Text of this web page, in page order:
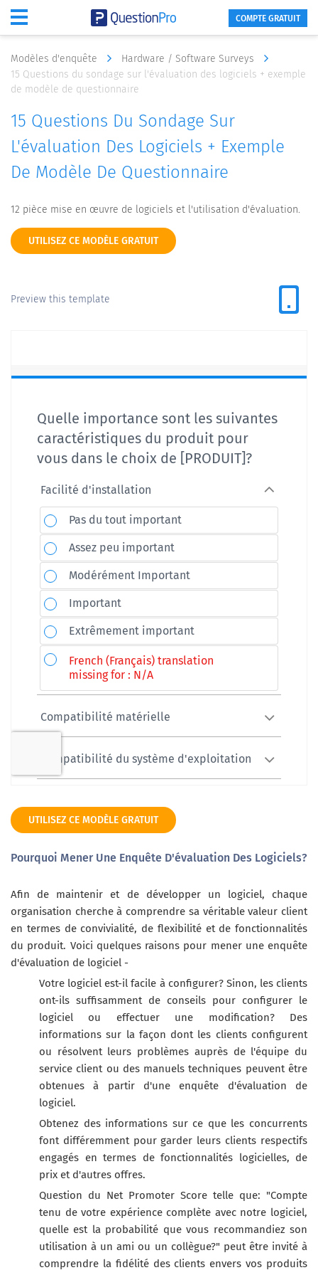
COMPTE GRATUIT
Modèles d'enquête
Hardware / Software Surveys
15 Questions du sondage sur l'évaluation des logiciels + exemple
de modèle de questionnaire
15 Questions Du Sondage Sur
L'évaluation Des Logiciels + Exemple
De Modèle De Questionnaire
12 pièce mise en œuvre de logiciels et l'utilisation d'évaluation.
UTILISEZ CE MODÈLE GRATUIT
Preview this template
UTILISEZ CE MODÈLE GRATUIT
Pourquoi Mener Une Enquête D'évaluation Des Logiciels?
Afin de maintenir et de développer un logiciel, chaque
organisation cherche à comprendre sa véritable valeur client
en termes de convivialité, de flexibilité et de fonctionnalités
du produit. Voici quelques raisons pour mener une enquête
d'évaluation de logiciel -
Votre logiciel est-il facile à configurer? Sinon, les clients
ont-ils suffisamment de conseils pour configurer le
logiciel ou effectuer une modification? Des
informations sur la façon dont les clients configurent
ou résolvent leurs problèmes auprès de l'équipe du
service client ou des manuels techniques peuvent être
obtenues à partir d'une enquête d'évaluation de
logiciel.
Obtenez des informations sur ce que les concurrents
font différemment pour garder leurs clients respectifs
engagés en termes de fonctionnalités logicielles, de
prix et d'autres offres.
Question du Net Promoter Score telle que: "Compte
tenu de votre expérience complète avec notre logiciel,
quelle est la probabilité que vous recommandiez son
utilisation à un ami ou un collègue?" peut être invité à
comprendre la fidélité des clients envers vos produits